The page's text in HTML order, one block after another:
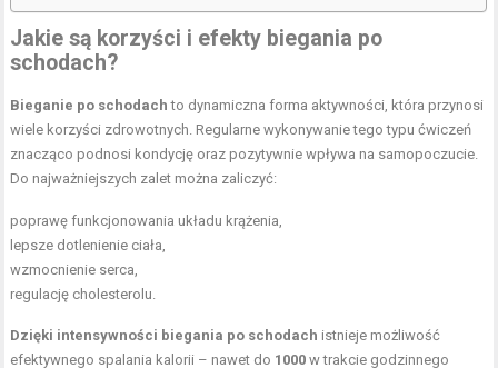
Jakie są korzyści i efekty biegania po
schodach?
Bieganie po schodach to dynamiczna forma aktywności, która przynosi
wiele korzyści zdrowotnych. Regularne wykonywanie tego typu ćwiczeń
znacząco podnosi kondycję oraz pozytywnie wpływa na samopoczucie.
Do najważniejszych zalet można zaliczyć:
poprawę funkcjonowania układu krążenia,
lepsze dotlenienie ciała,
wzmocnienie serca,
regulację cholesterolu.
Dzięki intensywności biegania po schodach istnieje możliwość
efektywnego spalania kalorii – nawet do 1000 w trakcie godzinnego